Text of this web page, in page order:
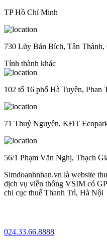
TP Hồ Chí Minh
730 Lũy Bán Bích, Tân
Tỉnh thành khác
102 tổ 16 phố Hà Tuyên, Phan
71 Thuỷ Nguyên, KĐT
56/1 Phạm Văn Nghị, Thạch
Simdoanhnhan.vn là website
dịch vụ viễn thông VSIM có
chi cục thuế Thanh Trì, Hà Nội
024.33.66.8888